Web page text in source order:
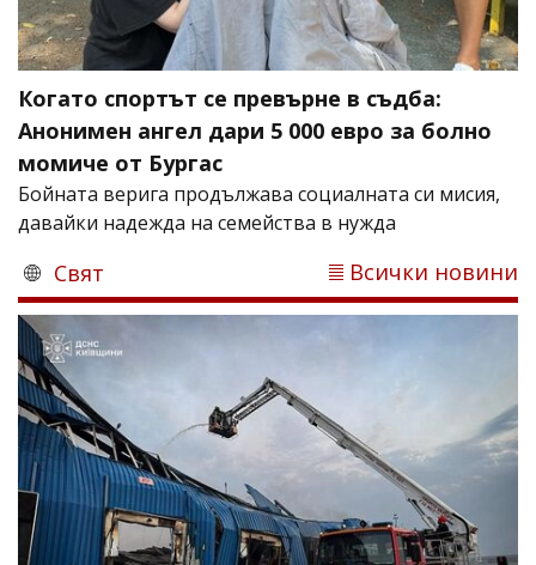
Когато спортът се превърне в съдба:
Анонимен ангел дари 5 000 евро за болно
момиче от Бургас
Бойната верига продължава социалната си мисия,
давайки надежда на семейства в нужда
Свят Всички новини